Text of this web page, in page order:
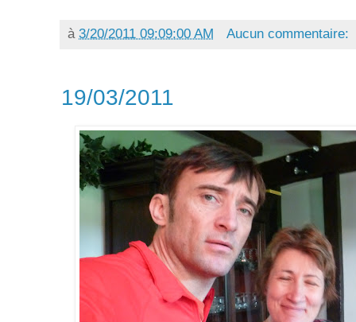
à 3/20/2011 09:09:00 AM Aucun commentaire:
19/03/2011